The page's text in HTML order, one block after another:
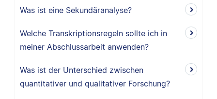
Was ist eine Sekundäranalyse?
Welche Transkriptionsregeln sollte ich in
meiner Abschlussarbeit anwenden?
Was ist der Unterschied zwischen
quantitativer und qualitativer Forschung?